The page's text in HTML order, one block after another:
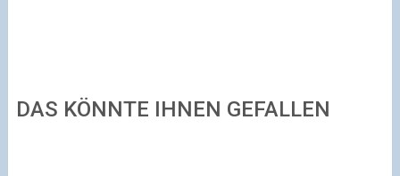
DAS KÖNNTE IHNEN GEFALLEN